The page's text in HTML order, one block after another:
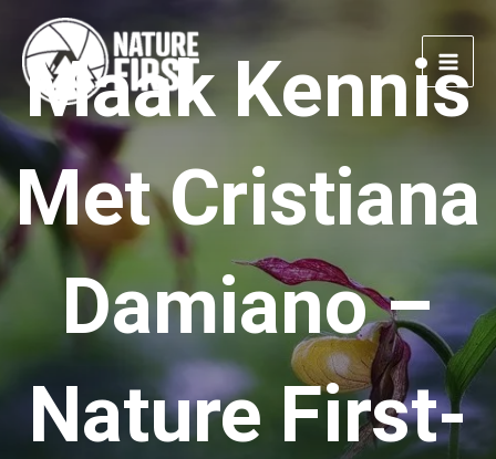
Doorgaan
naar
artikelMaak Kennis
Met Cristiana
Damiano –
Nature First-